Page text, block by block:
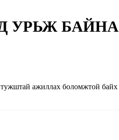
УРЬЖ БАЙНА
ажиллах боломжтой байх